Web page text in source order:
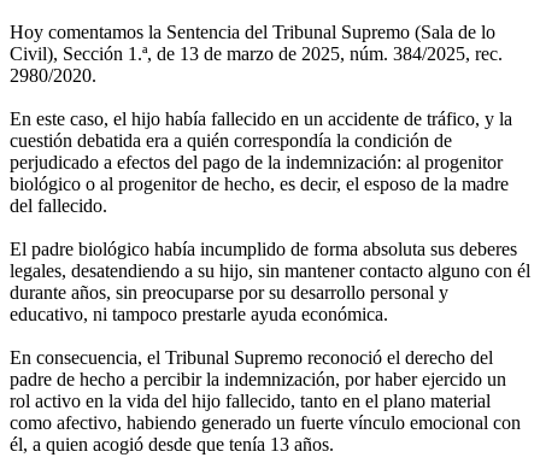
Hoy comentamos la Sentencia del Tribunal Supremo (Sala de lo
Civil), Sección 1.ª, de 13 de marzo de 2025, núm. 384/2025, rec.
2980/2020.
En este caso, el hijo había fallecido en un accidente de tráfico, y la
cuestión debatida era a quién correspondía la condición de
perjudicado a efectos del pago de la indemnización: al progenitor
biológico o al progenitor de hecho, es decir, el esposo de la madre
del fallecido.
El padre biológico había incumplido de forma absoluta sus deberes
legales, desatendiendo a su hijo, sin mantener contacto alguno con él
durante años, sin preocuparse por su desarrollo personal y
educativo, ni tampoco prestarle ayuda económica.
En consecuencia, el Tribunal Supremo reconoció el derecho del
padre de hecho a percibir la indemnización, por haber ejercido un
rol activo en la vida del hijo fallecido, tanto en el plano material
como afectivo, habiendo generado un fuerte vínculo emocional con
él, a quien acogió desde que tenía 13 años.